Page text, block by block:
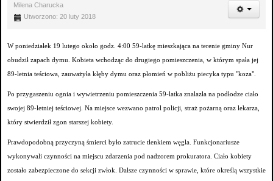
Milena Charucka
Utworzono: 20 luty 2018
W poniedziałek 19 lutego około godz. 4:00 59-latkę mieszkająca na terenie gminy Nur
obudził zapach dymu. Kobieta wchodząc do drugiego pomieszczenia, w którym spała jej
89-letnia teściowa, zauważyła kłęby dymu oraz płomień w pobliżu piecyka typu "koza".
Po przygaszeniu ognia i wywietrzeniu pomieszczenia 59-latka znalazła na podłodze ciało
swojej 89-letniej teściowej. Na miejsce wezwano patrol policji, straż pożarną oraz lekarza,
który stwierdził zgon starszej kobiety.
Prawdopodobną przyczyną śmierci było zatrucie tlenkiem węgla. Funkcjonariusze
wykonywali czynności na miejscu zdarzenia pod nadzorem prokuratora. Ciało kobiety
zostało zabezpieczone do sekcji zwłok. Dalsze czynności w sprawie, które określą wszystkie